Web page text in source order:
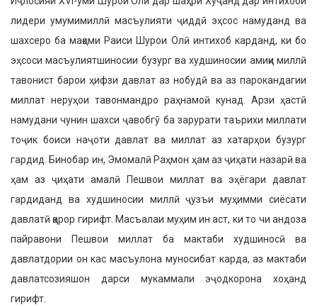
лидери умумимиллӣ масъулияти ҷиддӣ эҳсос намуданд ва
шахсеро ба мақоми Раиси Шурои Олӣ интихоб карданд, ки бо
эҳсоси масъулиятшиносии бузург ва худшиносии амиқи миллӣ
тавонист барои ҳифзи давлат аз нобудӣ ва аз парокандагии
миллат неруҳои тавонмандро раҳнамоӣ кунад. Арзи ҳастӣ
намудани чунин шахси ҷавобгӯ ба зарурати таърихи миллати
тоҷик боиси наҷоти давлат ва миллат аз хатарҳои бузург
гардид. Бинобар ин, Эмомалӣ Раҳмон ҳам аз ҷиҳати назарӣ ва
ҳам аз ҷиҳати амалӣ Пешвои миллат ва эҳёгари давлат
гардиданд ва худшиносии миллӣ ҷузъи муҳимми сиёсати
давлатӣ қарор гирифт. Масъалаи муҳим ин аст, ки то чи андоза
пайравони Пешвои миллат ба мактаби худшиносӣ ва
давлатдории он кас масъулона муносибат карда, аз мактаби
давлатсозияшон дарси мукаммали эҷодкорона хоҳанд
гирифт.